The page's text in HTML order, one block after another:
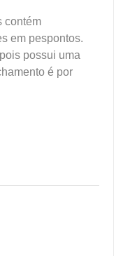
contém
em pespontos.
possui uma
é por